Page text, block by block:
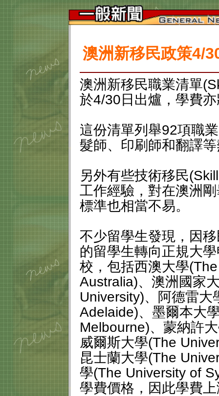
澳洲新移民政策4/
澳洲新移民職業清單
於4/30日出爐，學費
這份清單列舉92項職
髮師、印刷師和翻譯
另外有些技術移民
工作經驗，對在澳洲
標準也相當不易。
不少留學生發現，因
的留學生轉向正規大
校，包括西澳大學
Australia)、澳洲國家
University)、阿德雷
Adelaide)、墨爾本大
Melbourne)、蒙納許
威爾斯大學(The
昆士蘭大學(The
學(The University of
學費價格，因此學費